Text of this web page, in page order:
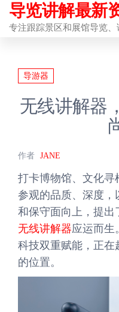
前
往
导览讲解最新
专注跟踪景区和展馆导览
导游器
无线讲解器
作者 JANE
打卡博物馆、文化寻
参观的品质、深度，
和保守面向上，提
无线讲解器应运而生
科技双重赋能，正在
的位置。